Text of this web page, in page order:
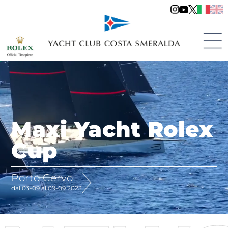
Maxi Yacht Rolex
Cup
Porto Cervo
dal 03-09 al 09-09 2023